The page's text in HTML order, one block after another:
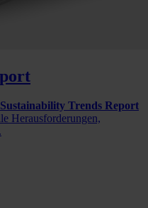
Trends Report
Herausforderungen,